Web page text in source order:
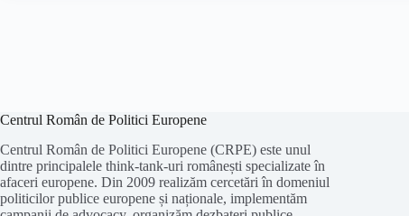
Centrul Român de Politici Europene
Centrul Român de Politici Europene (CRPE) este unul
dintre principalele think-tank-uri românești specializate în
afaceri europene. Din 2009 realizăm cercetări în domeniul
politicilor publice europene și naționale, implementăm